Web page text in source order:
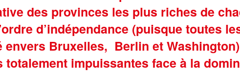
des provinces les plus riches de
d’indépendance (puisque toutes
Bruxelles, Berlin et
impuissantes face à la